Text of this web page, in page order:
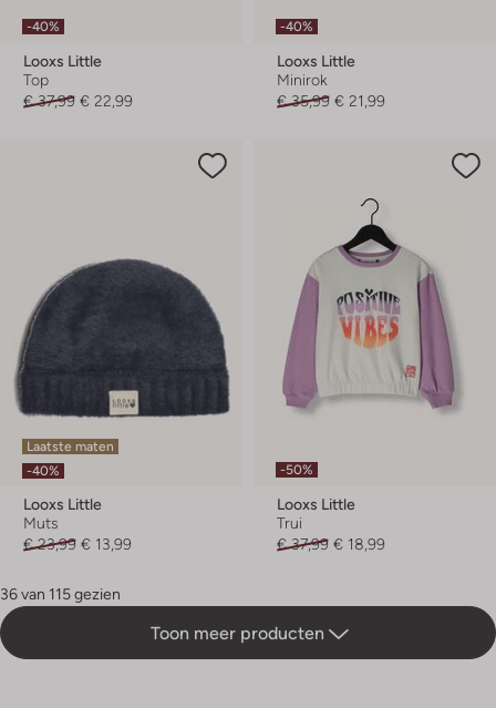
-40%
Looxs Little
Top
€ 37,99 € 22,99
-40%
Looxs Little
Minirok
€ 35,99 € 21,99
Laatste maten
-40%
Looxs Little
Muts
€ 23,99 € 13,99
-50%
Looxs Little
Trui
€ 37,99 € 18,99
36 van 115 gezien
Toon meer producten